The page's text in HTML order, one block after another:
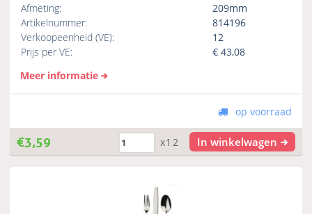
Afmeting:
209mm
Artikelnummer:
814196
Verkoopeenheid (VE):
12
Prijs per VE:
€43,08
Meer informatie
op voorraad
€3,59 x12 In winkelwagen